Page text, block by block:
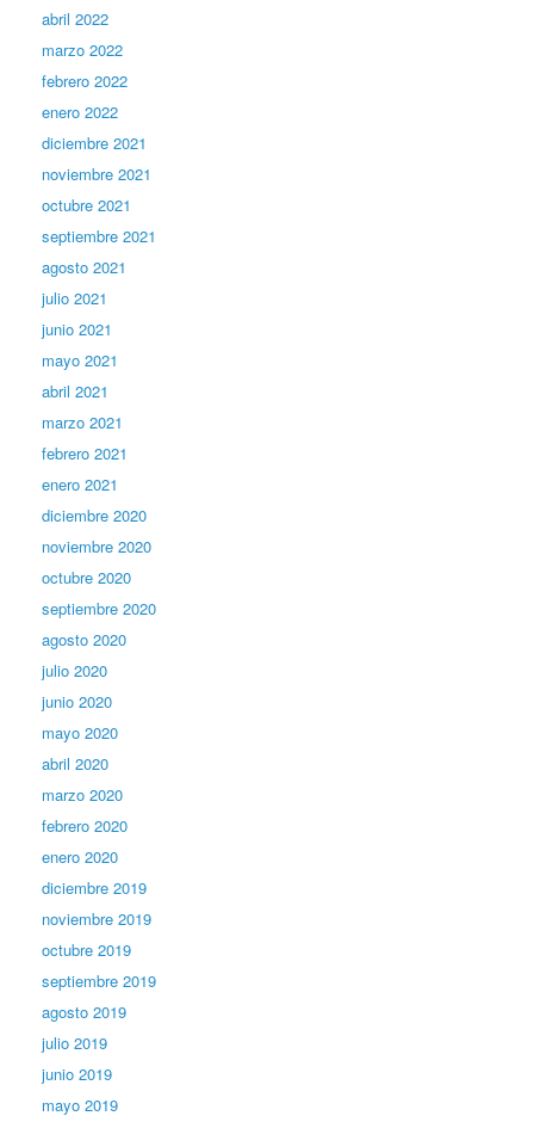
abril 2022
marzo 2022
febrero 2022
enero 2022
diciembre 2021
noviembre 2021
octubre 2021
septiembre 2021
agosto 2021
julio 2021
junio 2021
mayo 2021
abril 2021
marzo 2021
febrero 2021
enero 2021
diciembre 2020
noviembre 2020
octubre 2020
septiembre 2020
agosto 2020
julio 2020
junio 2020
mayo 2020
abril 2020
marzo 2020
febrero 2020
enero 2020
diciembre 2019
noviembre 2019
octubre 2019
septiembre 2019
agosto 2019
julio 2019
junio 2019
mayo 2019